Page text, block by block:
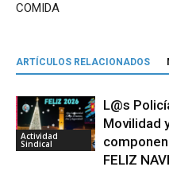
COMIDA
ARTÍCULOS RELACIONADOS
Actividad
Sindical
L@s
Movilidad
FELIZ